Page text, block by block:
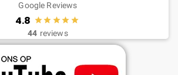
Google Reviews
4.8
44 reviews